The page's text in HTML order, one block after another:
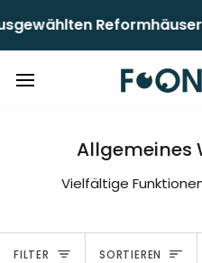
zum
Inhalt
Reformhäusern
Allgemeines
Vielfältige
FILTER Sortieren
SORTIEREN